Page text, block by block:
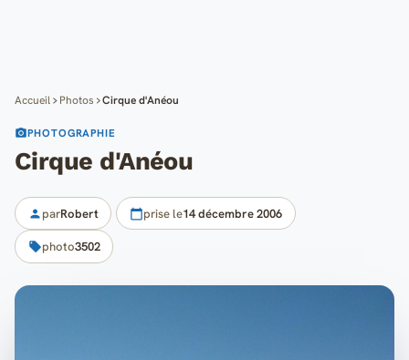
Accueil Photos Cirque d'Anéou
PHOTOGRAPHIE
Cirque d'Anéou
parRobert prise le14 décembre 2006
photo3502